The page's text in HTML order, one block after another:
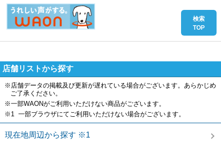
店舗リストから探す
※店舗データの掲載及び更新が遅れている場合がございます。あらかじめ
ご了承ください。
※一部WAONがご利用いただけない商品がございます。
※1 一部ブラウザにてご利用いただけない場合がございます。
現在地周辺から探す ※1